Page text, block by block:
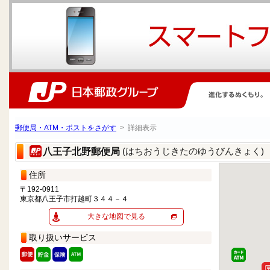
郵便局・ATM・ポストをさがす > 詳細表示
八王子北野郵便局 (はちおうじきたのゆうびんきょく)
住所
〒192-0911
東京都八王子市打越町３４４－４
大きな地図で見る
取り扱いサービス